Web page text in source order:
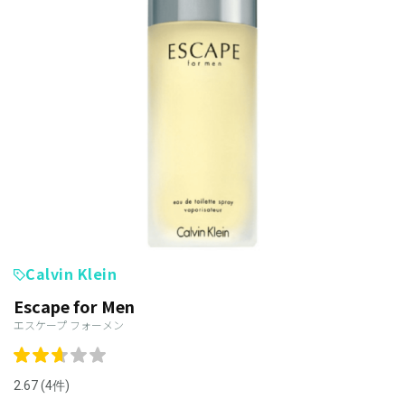
Calvin Klein
Escape for Men
エスケープ フォーメン
2.67 (4件)